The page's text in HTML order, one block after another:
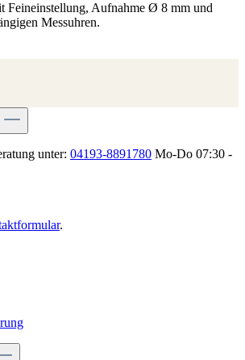
Feineinstellung, Aufnahme Ø 8 mm und
Messuhren.
unter: 04193-8891780 Mo-Do 07:30 -
.